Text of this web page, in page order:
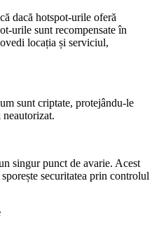
dacă hotspot-urile oferă
urile sunt recompensate în
locația și serviciul,
sunt criptate, protejându-le
singur punct de avarie. Acest
securitatea prin controlul